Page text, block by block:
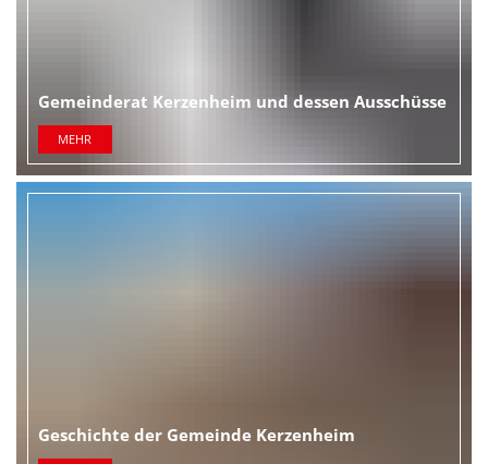
Gemeinderat Kerzenheim und dessen Ausschüsse
MEHR
Geschichte der Gemeinde Kerzenheim